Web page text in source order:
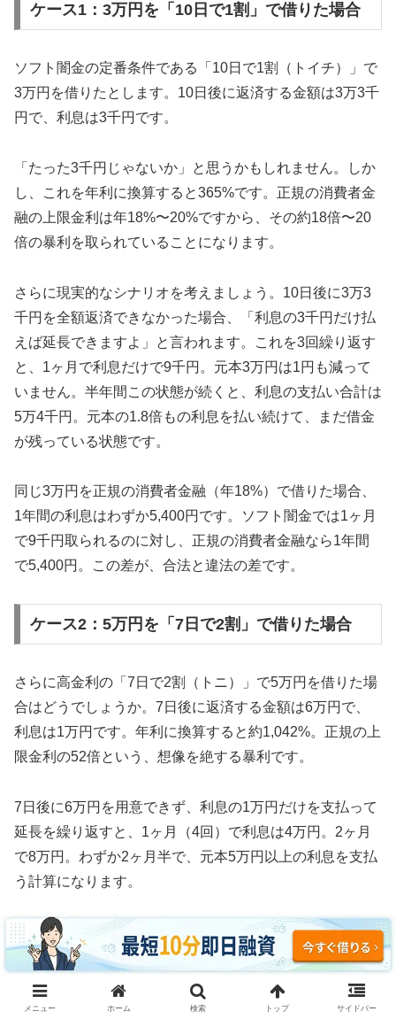
ケース1：3万円を「10日で1割」で借りた場合
ソフト闇金の定番条件である「10日で1割（トイチ）」で
3万円を借りたとします。10日後に返済する金額は3万3千
円で、利息は3千円です。
「たった3千円じゃないか」と思うかもしれません。しか
し、これを年利に換算すると365%です。正規の消費者金
融の上限金利は年18%〜20%ですから、その約18倍〜20
倍の暴利を取られていることになります。
さらに現実的なシナリオを考えましょう。10日後に3万3
千円を全額返済できなかった場合、「利息の3千円だけ払
えば延長できますよ」と言われます。これを3回繰り返す
と、1ヶ月で利息だけで9千円。元本3万円は1円も減って
いません。半年間この状態が続くと、利息の支払い合計は
5万4千円。元本の1.8倍もの利息を払い続けて、まだ借金
が残っている状態です。
同じ3万円を正規の消費者金融（年18%）で借りた場合、
1年間の利息はわずか5,400円です。ソフト闇金では1ヶ月
で9千円取られるのに対し、正規の消費者金融なら1年間
で5,400円。この差が、合法と違法の差です。
ケース2：5万円を「7日で2割」で借りた場合
さらに高金利の「7日で2割（トニ）」で5万円を借りた場
合はどうでしょうか。7日後に返済する金額は6万円で、
利息は1万円です。年利に換算すると約1,042%。正規の上
限金利の52倍という、想像を絶する暴利です。
7日後に6万円を用意できず、利息の1万円だけを支払って
延長を繰り返すと、1ヶ月（4回）で利息は4万円。2ヶ月
で8万円。わずか2ヶ月半で、元本5万円以上の利息を支払
う計算になります。
3ヶ月続けた場合、利息の支払い総額は約12万円。元本5
万円の2.4倍の利息を取られ、それでも借金は減っていま
せん。これがソフト闇金の実態です。
メニュー ホーム 検索 トップ サイドバー